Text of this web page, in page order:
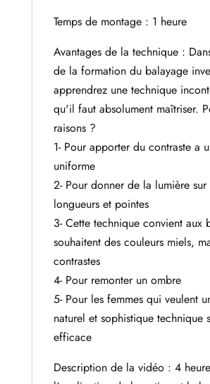
Temps de montage : 1 heure
Avantages de la technique :
de la formation du balayage
apprendrez une technique
qu'il faut absolument maîtriser.
raisons ?
1- Pour apporter du contraste a
uniforme
2- Pour donner de la lumière sur
longueurs et pointes
3- Cette technique convient aux
souhaitent des couleurs miels,
contrastes
4- Pour remonter un ombre
5- Pour les femmes qui veulent
naturel et sophistique technique
efficace
Description de la vidéo : 4